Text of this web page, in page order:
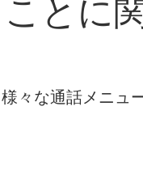
とに
々な通話メニュ